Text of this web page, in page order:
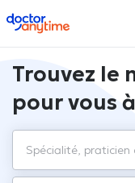
doctoranytime
Trouvez le
pour vous